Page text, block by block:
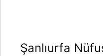
Şanlıurfa